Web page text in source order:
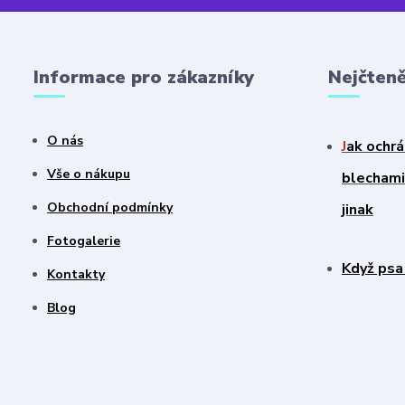
Informace pro zákazníky
O nás
Vše o nákupu
Obchodní podmínky
Fotogalerie
Kontakty
Blog
Jak
jinak
Když